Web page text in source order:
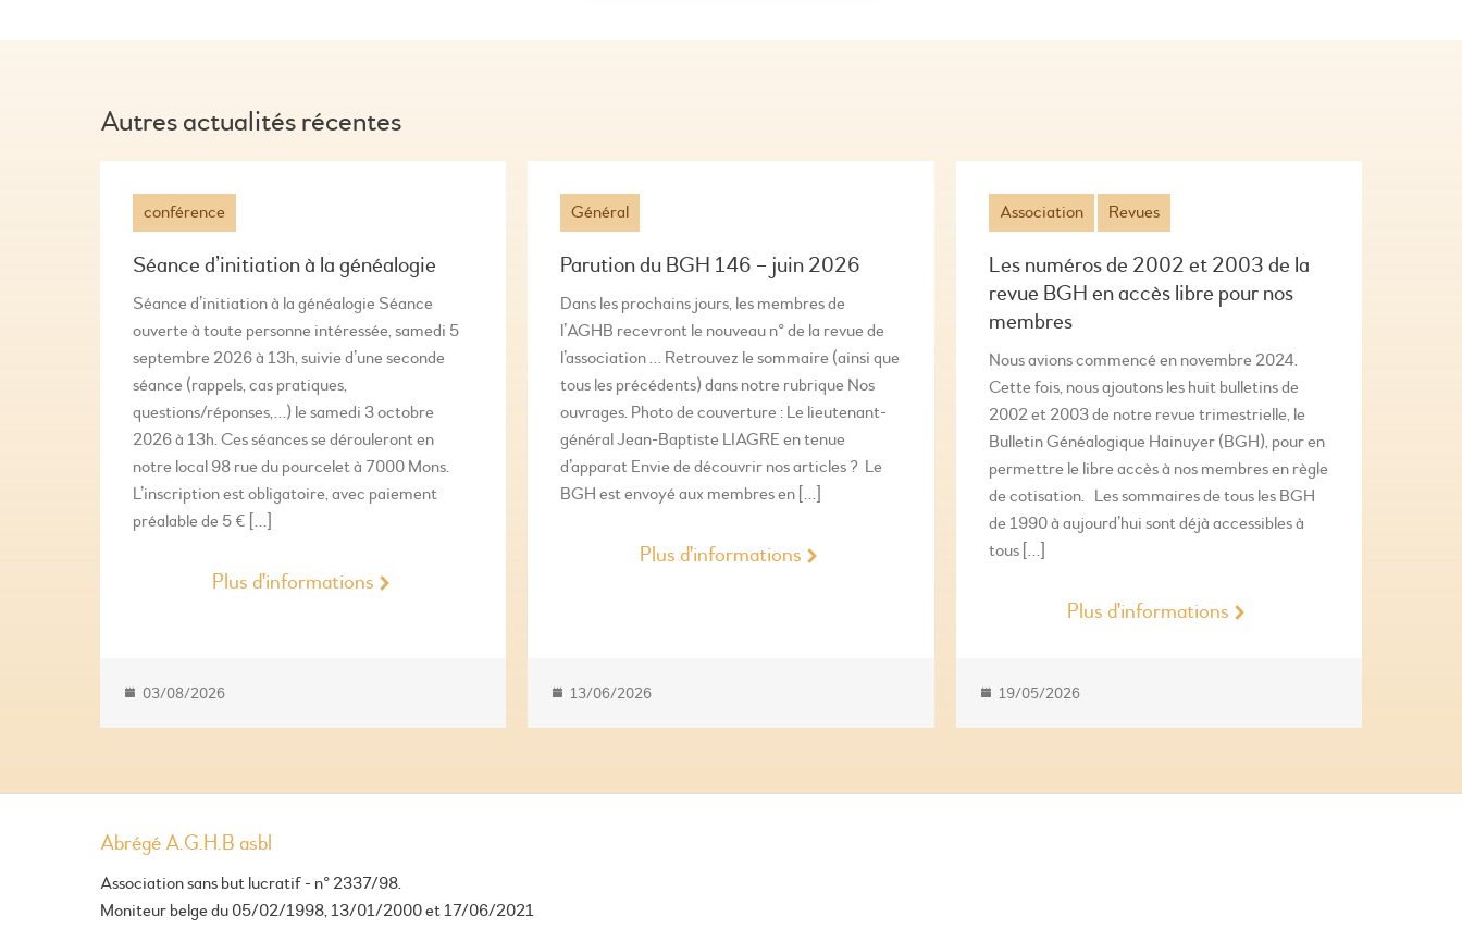
Autres actualités récentes
conférence
Séance d’initiation à la généalogie
Séance d’initiation à la généalogie Séance
ouverte à toute personne intéressée, samedi 5
septembre 2026 à 13h, suivie d’une seconde
séance (rappels, cas pratiques,
questions/réponses,…) le samedi 3 octobre
2026 à 13h. Ces séances se dérouleront en
notre local 98 rue du pourcelet à 7000 Mons.
L’inscription est obligatoire, avec paiement
préalable de 5 € […]
Plus d'informations
03/08/2026
Général
Parution du BGH 146 – juin 2026
Dans les prochains jours, les membres de
l’AGHB recevront le nouveau n° de la revue de
l’association … Retrouvez le sommaire (ainsi que
tous les précédents) dans notre rubrique Nos
ouvrages. Photo de couverture : Le lieutenant-
général Jean-Baptiste LIAGRE en tenue
d’apparat Envie de découvrir nos articles ? Le
BGH est envoyé aux membres en […]
Plus d'informations
13/06/2026
Association Revues
Les numéros de 2002 et 2003 de la
revue BGH en accès libre pour nos
membres
Nous avions commencé en novembre 2024.
Cette fois, nous ajoutons les huit bulletins de
2002 et 2003 de notre revue trimestrielle, le
Bulletin Généalogique Hainuyer (BGH), pour en
permettre le libre accès à nos membres en règle
de cotisation. Les sommaires de tous les BGH
de 1990 à aujourd’hui sont déjà accessibles à
tous […]
Plus d'informations
19/05/2026
Abrégé A.G.H.B asbl
Association sans but lucratif - n° 2337/98.
Moniteur belge du 05/02/1998, 13/01/2000 et 17/06/2021